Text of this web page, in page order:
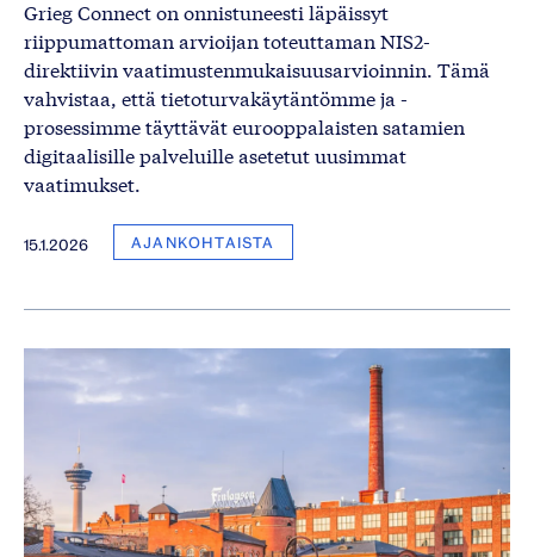
Grieg Connect on onnistuneesti läpäissyt
riippumattoman arvioijan toteuttaman NIS2-
direktiivin vaatimustenmukaisuusarvioinnin. Tämä
vahvistaa, että tietoturvakäytäntömme ja -
prosessimme täyttävät eurooppalaisten satamien
digitaalisille palveluille asetetut uusimmat
vaatimukset.
15.1.2026 AJANKOHTAISTA